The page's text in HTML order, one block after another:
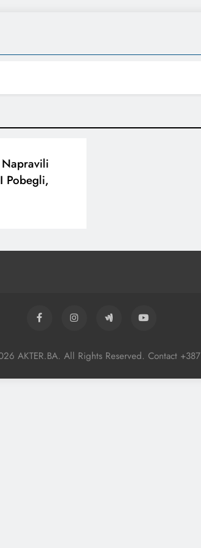
Pobegli,
AKTER.BA. All Rights Reserved. Contact +387